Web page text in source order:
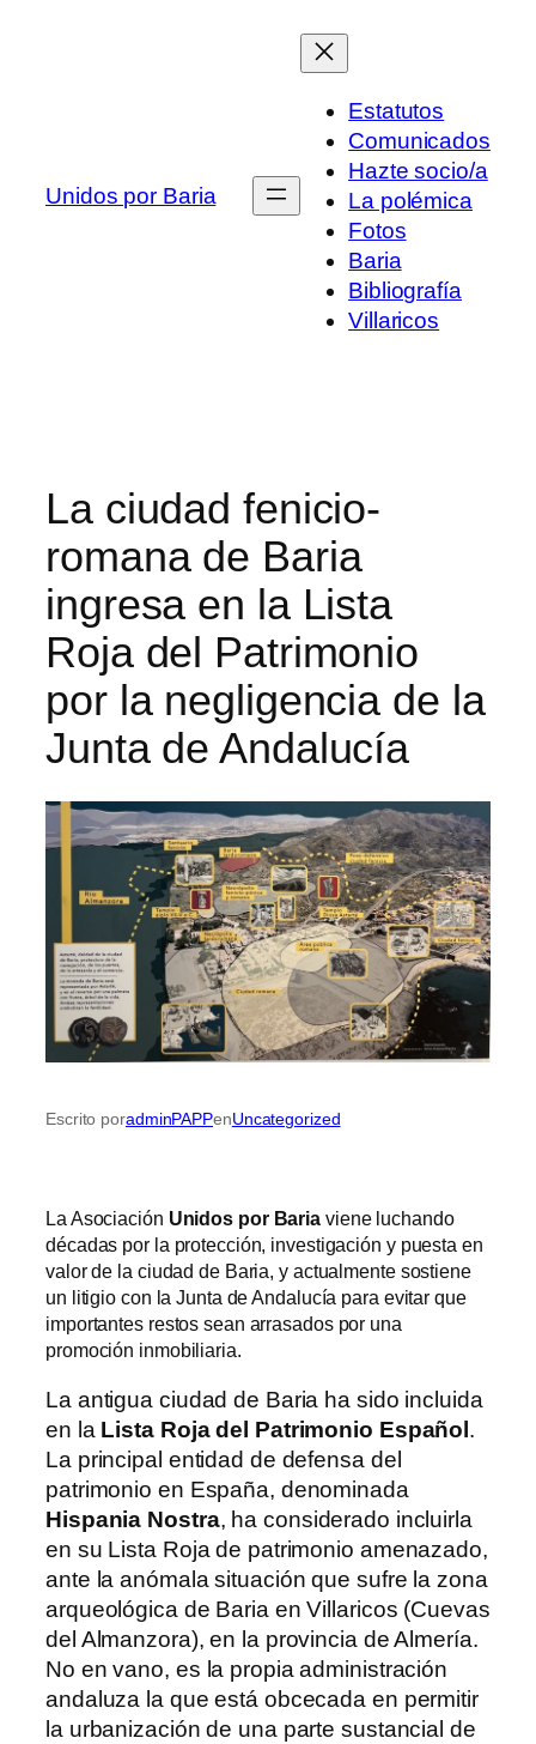
Unidos por Baria
Estatutos
Comunicados
Hazte socio/a
La polémica
Fotos
Baria
Bibliografía
Villaricos
La ciudad fenicio-
romana de Baria
ingresa en la Lista
Roja del Patrimonio
por la negligencia de la
Junta de Andalucía
Escrito poradminPAPPenUncategorized
La Asociación Unidos por Baria viene luchando
décadas por la protección, investigación y puesta en
valor de la ciudad de Baria, y actualmente sostiene
un litigio con la Junta de Andalucía para evitar que
importantes restos sean arrasados por una
promoción inmobiliaria.
La antigua ciudad de Baria ha sido incluida
en la Lista Roja del Patrimonio Español .
La principal entidad de defensa del
patrimonio en España, denominada
Hispania Nostra, ha considerado incluirla
en su Lista Roja de patrimonio amenazado,
ante la anómala situación que sufre la zona
arqueológica de Baria en Villaricos (Cuevas
del Almanzora), en la provincia de Almería.
No en vano, es la propia administración
andaluza la que está obcecada en permitir
la urbanización de una parte sustancial de